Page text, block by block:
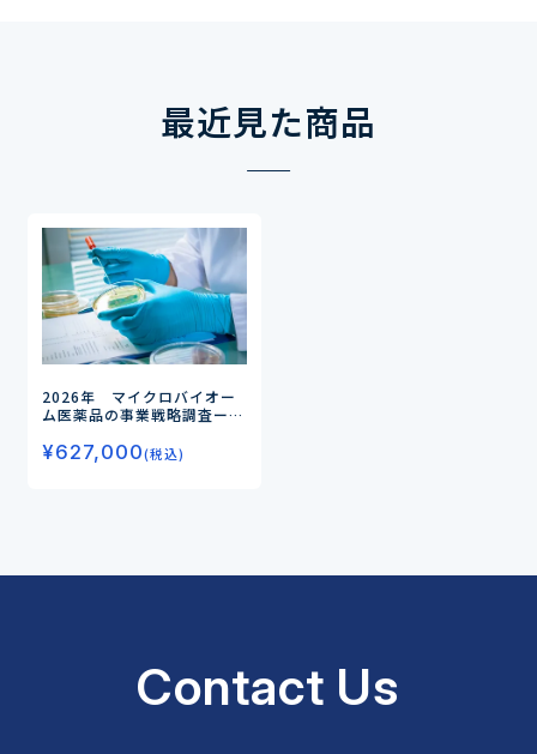
最近見た商品
2026年 マイクロバイオー
ム医薬品の事業戦略調査ー新
待されるマイクロバイオーム
医薬品ー
¥627,000(税込)
Contact Us